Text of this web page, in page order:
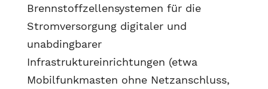
Brennstoffzellensystemen für die
Stromversorgung digitaler und
unabdingbarer
Infrastruktureinrichtungen (etwa
Mobilfunkmasten ohne Netzanschluss,